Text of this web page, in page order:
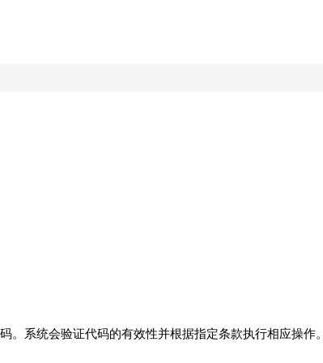
。系统会验证代码的有效性并根据指定条款执行相应操作。